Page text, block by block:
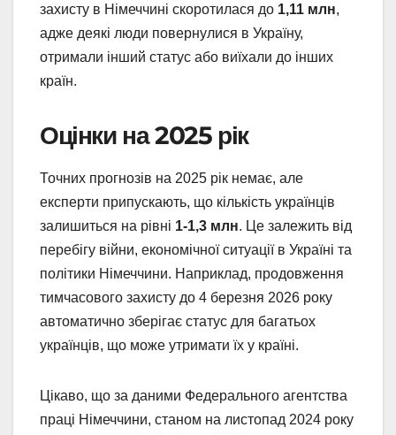
захисту в Німеччині скоротилася до 1,11 млн,
адже деякі люди повернулися в Україну,
отримали інший статус або виїхали до інших
країн.
Оцінки на 2025 рік
Точних прогнозів на 2025 рік немає, але
експерти припускають, що кількість українців
залишиться на рівні 1-1,3 млн. Це залежить від
перебігу війни, економічної ситуації в Україні та
політики Німеччини. Наприклад, продовження
тимчасового захисту до 4 березня 2026 року
автоматично зберігає статус для багатьох
українців, що може утримати їх у країні.
Цікаво, що за даними Федерального агентства
праці Німеччини, станом на листопад 2024 року